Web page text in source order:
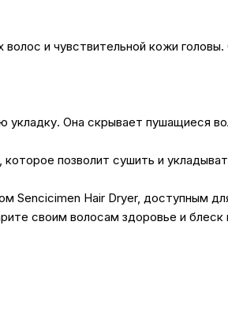
и чувствительной кожи
Она скрывает пушащиеся
позволит сушить и
Sencicimen Hair Dryer, доступным
своим волосам здоровье и